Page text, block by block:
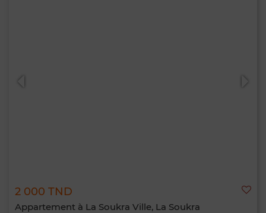
2 000 TND
Appartement à La Soukra Ville, La Soukra